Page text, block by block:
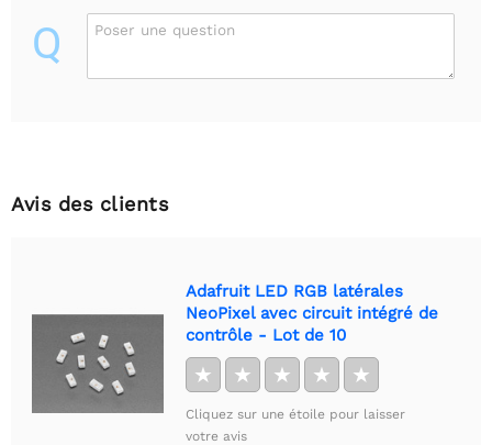
Q Poser une question
Avis des clients
Adafruit LED RGB latérales
NeoPixel avec circuit intégré de
contrôle - Lot de 10
★ ★ ★ ★ ★
Cliquez sur une étoile pour laisser
votre avis